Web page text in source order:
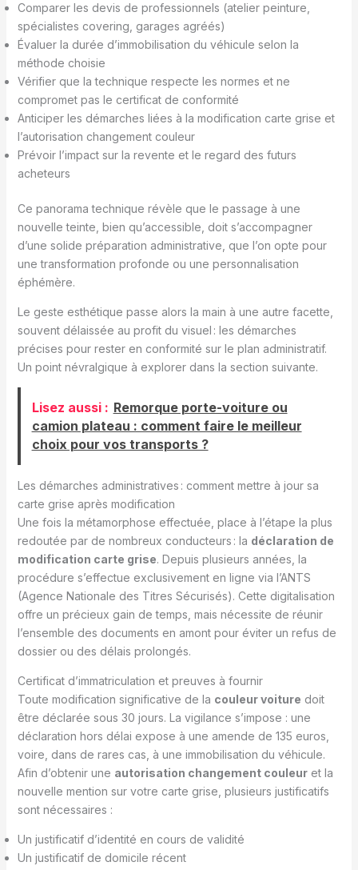
Comparer les devis de professionnels (atelier peinture,
spécialistes covering, garages agréés)
Évaluer la durée d’immobilisation du véhicule selon la
méthode choisie
Vérifier que la technique respecte les normes et ne
compromet pas le certificat de conformité
Anticiper les démarches liées à la modification carte grise et
l’autorisation changement couleur
Prévoir l’impact sur la revente et le regard des futurs
acheteurs
Ce panorama technique révèle que le passage à une
nouvelle teinte, bien qu’accessible, doit s’accompagner
d’une solide préparation administrative, que l’on opte pour
une transformation profonde ou une personnalisation
éphémère.
Le geste esthétique passe alors la main à une autre facette,
souvent délaissée au profit du visuel : les démarches
précises pour rester en conformité sur le plan administratif.
Un point névralgique à explorer dans la section suivante.
Lisez aussi : Remorque porte-voiture ou
camion plateau : comment faire le meilleur
choix pour vos transports ?
Les démarches administratives : comment mettre à jour sa
carte grise après modification
Une fois la métamorphose effectuée, place à l’étape la plus
redoutée par de nombreux conducteurs : la déclaration de
modification carte grise. Depuis plusieurs années, la
procédure s’effectue exclusivement en ligne via l’ANTS
(Agence Nationale des Titres Sécurisés). Cette digitalisation
offre un précieux gain de temps, mais nécessite de réunir
l’ensemble des documents en amont pour éviter un refus de
dossier ou des délais prolongés.
Certificat d’immatriculation et preuves à fournir
Toute modification significative de la couleur voiture doit
être déclarée sous 30 jours. La vigilance s’impose : une
déclaration hors délai expose à une amende de 135 euros,
voire, dans de rares cas, à une immobilisation du véhicule.
Afin d’obtenir une autorisation changement couleuret la
nouvelle mention sur votre carte grise, plusieurs justificatifs
sont nécessaires :
Un justificatif d’identité en cours de validité
Un justificatif de domicile récent